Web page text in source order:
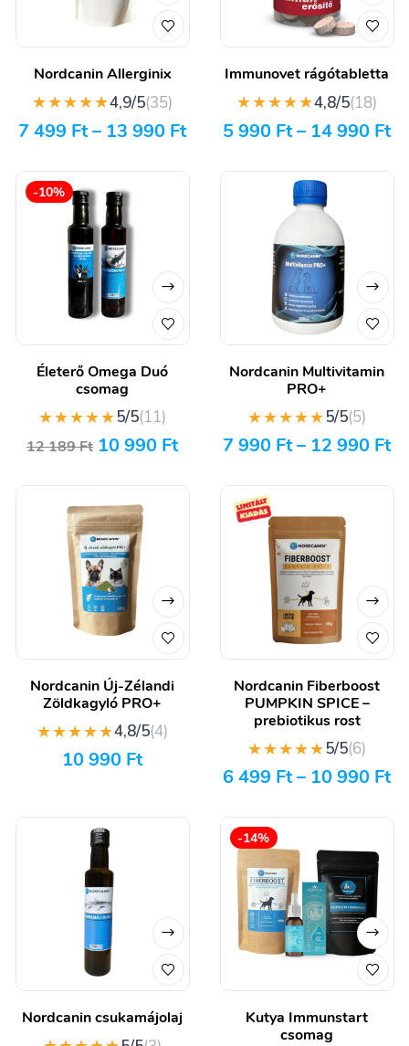
Nordcanin Allerginix
★★★★★4,9/5(35)
7 499 Ft– 13 990 Ft
Immunovet rágótabletta
★★★★★4,8/5(18)
5 990 Ft– 14 990 Ft
-10%
Életerő Omega Duó
csomag
★★★★★5/5(11)
12 189Ft 10 990 Ft
Nordcanin Multivitamin
PRO+
★★★★★5/5(5)
7 990 Ft– 12 990 Ft
Nordcanin Új-Zélandi
Zöldkagyló PRO+
★★★★★4,8/5(4)
10 990 Ft
Nordcanin Fiberboost
PUMPKIN SPICE –
prebiotikus rost
★★★★★5/5(6)
6 499 Ft– 10 990 Ft
Nordcanin csukamájolaj
-14%
Kutya Immunstart
csomag